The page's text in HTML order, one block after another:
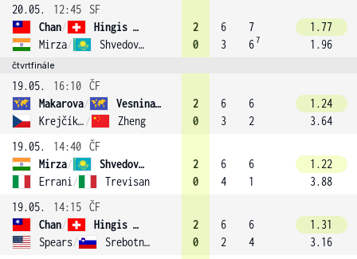
20.05.
12:45
SF
Chan/
Hingis (2)
Mirza/ Shvedova (3)
2
0
6
3
7
67
1.77
1.96
čtvrtfinále
19.05. 16:10 ČF
Makarova/
Vesnina (1)
Krejčíková / Zheng
2
0
6
3
6
2
1.24
3.64
19.05.
14:40 ČF
Mirza/
Shvedova (3)
Errani / Trevisan
2
0
6
4
6
1
1.22
3.88
19.05.
14:15 ČF
Chan/
Hingis (2)
Spears/ Srebotnik (6)
2
0
6
2
6
4
1.31
3.16